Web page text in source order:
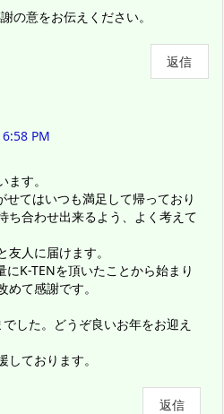
の意をお伝えください。
返信
PM
す。
せてはいつも満足して帰っており
ち合わせ出来るよう、よく考えて
人に届けます。
K-TENを頂いたことから始まり
て感謝です。
した。どうぞ良いお年をお迎え
ております。
返信